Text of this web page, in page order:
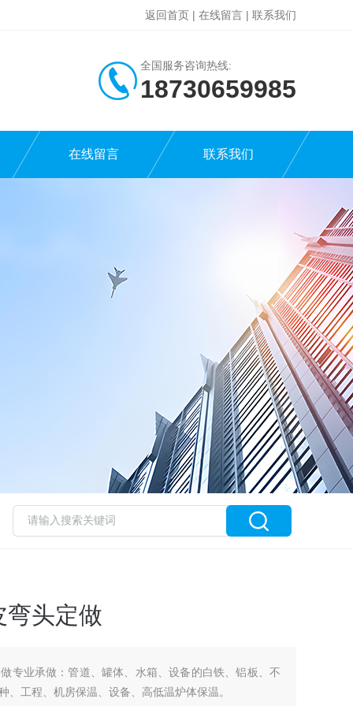
返回首页 | 在线留言 | 联系我们
全国服务咨询热线:
18730659985
在线留言 联系我们
弯头定做
专业承做：管道、罐体、水箱、设备的白铁、铝板、不
工程、机房保温、设备、高低温炉体保温。